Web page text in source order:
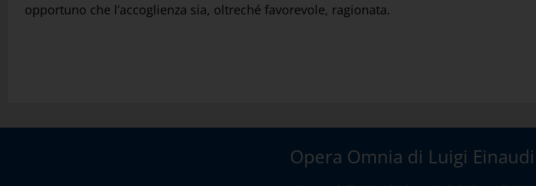
opportuno che l’accoglienza sia, oltreché favorevole, ragionata.
Opera Omnia di Luigi Einaudi